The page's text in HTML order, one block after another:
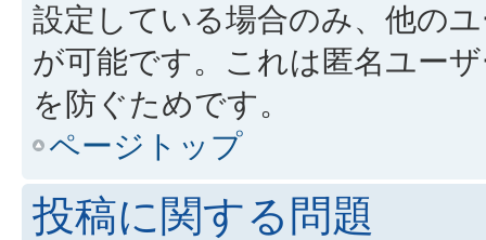
設定している場合のみ、他の
が可能です。これは匿名ユー
を防ぐためです。
ページトップ
投稿に関する問題